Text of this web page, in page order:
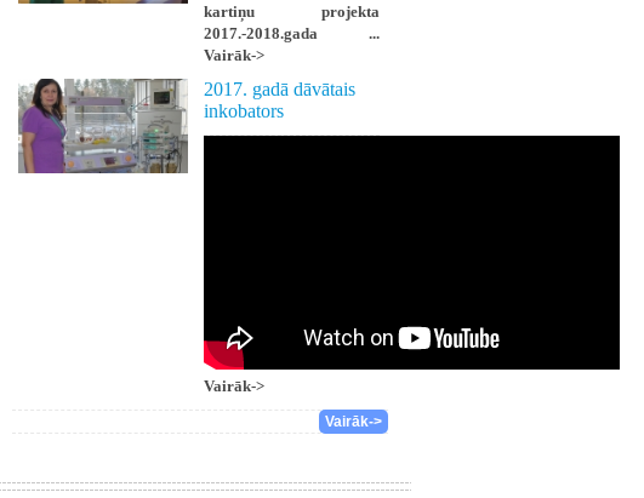
kartiņu projekta
2017.-2018.gada ...
Vairāk->
2017. gadā dāvātais
inkobators
Vairāk->
Vairāk->